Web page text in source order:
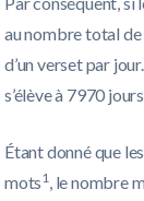
au nombre total
d’un verset par
s’élève à 7970
Étant donné que
mots1, le nombre